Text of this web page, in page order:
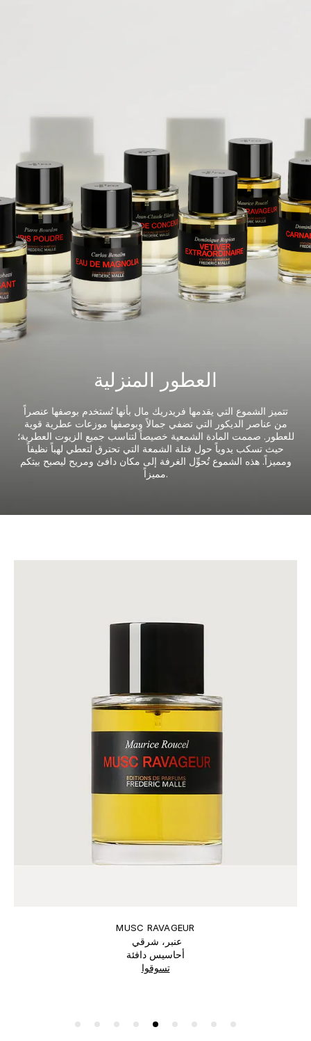
العطور المنزلية
تتميز الشموع التي يقدمها فريدريك مال بأنها تُستخدم بوصفها عنصراً
من عناصر الديكور التي تضفي جمالاً وبوصفها موزعات عطرية قوية
للعطور. صممت المادة الشمعية خصيصاً لتناسب جميع الزيوت العطرية؛
حيث تسكب يدوياً حول فتلة الشمعة التي تحترق لتعطي لهباً نظيفاً
ومميزاً. هذه الشموع تُحوِّل الغرفة إلى مكان دافئ ومريح ليصبح بيتكم
مميزاً.
MUSC RAVAGEUR
عنبر، شرقي
أحاسيس دافئة
تسوقوا